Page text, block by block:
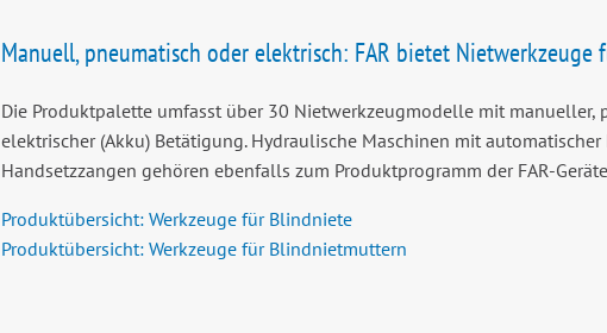
Manuell, pneumatisch oder elektrisch: FAR bietet
Die Produktpalette umfasst über 30 Nietwerkzeugmodelle mit manueller,
elektrischer (Akku) Betätigung. Hydraulische Maschinen mit
Handsetzzangen gehören ebenfalls zum Produktprogramm der FAR-
Produktübersicht: Werkzeuge für Blindniete
Produktübersicht: Werkzeuge für Blindnietmuttern